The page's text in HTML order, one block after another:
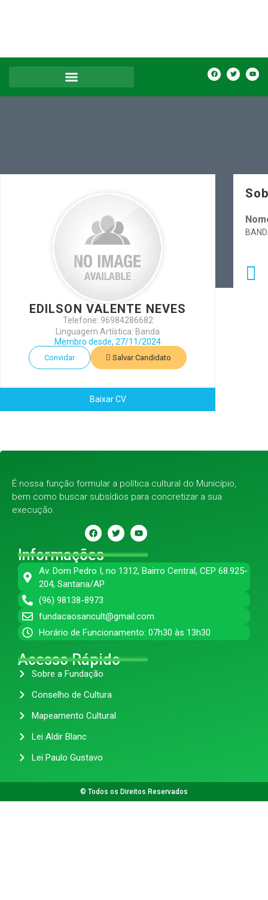
EDILSON VALENTE NEVES
Telefone: 96984286682
Linguagem Artística: Banda
Membro desde, 27/11/2024
Convidar Salvar Candidato
Baixar CV
É nossa função formular a política cultural do Município,
bem como buscar subsídios para concretizar a sua
execução.
Informações
Av. Dom Pedro I, no 1312, Bairro Central, CEP 68.925-
204, Santana/AP
(96) 98138-8973
fundacaosancult@gmail.com
Horário de Funcionamento: 07h30 às 13h30
Acesso Rápido
Sobre a Fundação
Conselho de Cultura
Mapeamento Cultural
Lei Aldir Blanc
Lei Paulo Gustavo
© Todos os Direitos Reservados